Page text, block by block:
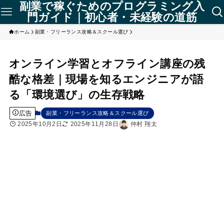
副業で稼ぐためのプログラミング入
門ガイド｜初心者・未経験の道筋
ホーム 副業・フリーランス攻略＆スクール選び
オンライン学習とオフライン講座の残
酷な格差｜現場を知るエンジニアが語
る「環境選び」の生存戦略
広告 副業・フリーランス攻略＆スクール選び
2025年10月2日 2025年11月28日 仲村 翔太